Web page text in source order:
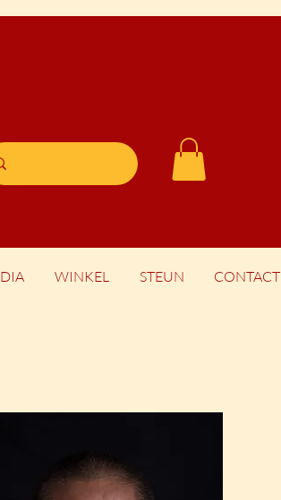
WINKEL STEUN CONTACT